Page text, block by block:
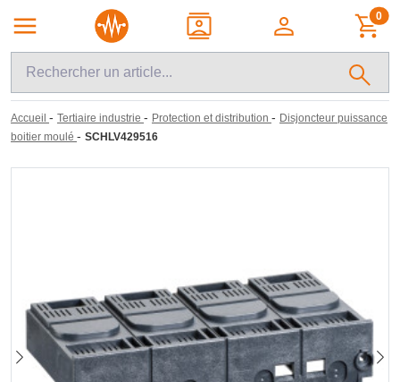
0
Accueil - Tertiaire industrie - Protection et distribution - Disjoncteur puissance
boitier moulé - SCHLV429516